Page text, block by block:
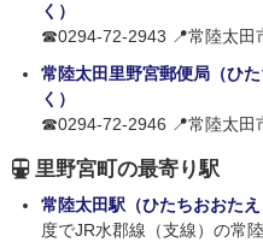
く）
☎0294-72-2943 📍常陸太田
常陸太田里野宮郵便局（ひ
く）
☎0294-72-2946 📍常陸太田
里野宮町の最寄り駅
常陸太田駅（ひたちおおたえ
度でJR水郡線（支線）の常